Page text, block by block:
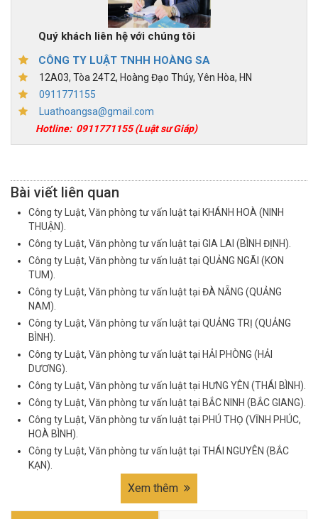
Quý khách liên hệ với chúng tôi
CÔNG TY LUẬT TNHH HOÀNG SA
12A03, Tòa 24T2, Hoàng Đạo Thúy, Yên Hòa, HN
0911771155
Luathoangsa@gmail.com
Hotline: 0911771155(Luật sư Giáp)
Bài viết liên quan
Công ty Luật, Văn phòng tư vấn luật tại KHÁNH HOÀ (NINH
THUẬN).
Công ty Luật, Văn phòng tư vấn luật tại GIA LAI (BÌNH ĐỊNH).
Công ty Luật, Văn phòng tư vấn luật tại QUẢNG NGÃI (KON
TUM).
Công ty Luật, Văn phòng tư vấn luật tại ĐÀ NẴNG (QUẢNG
NAM).
Công ty Luật, Văn phòng tư vấn luật tại QUẢNG TRỊ (QUẢNG
BÌNH).
Công ty Luật, Văn phòng tư vấn luật tại HẢI PHÒNG (HẢI
DƯƠNG).
Công ty Luật, Văn phòng tư vấn luật tại HƯNG YÊN (THÁI BÌNH).
Công ty Luật, Văn phòng tư vấn luật tại BẮC NINH (BẮC GIANG).
Công ty Luật, Văn phòng tư vấn luật tại PHÚ THỌ (VĨNH PHÚC,
HOÀ BÌNH).
Công ty Luật, Văn phòng tư vấn luật tại THÁI NGUYÊN (BẮC
KẠN).
Xem thêm